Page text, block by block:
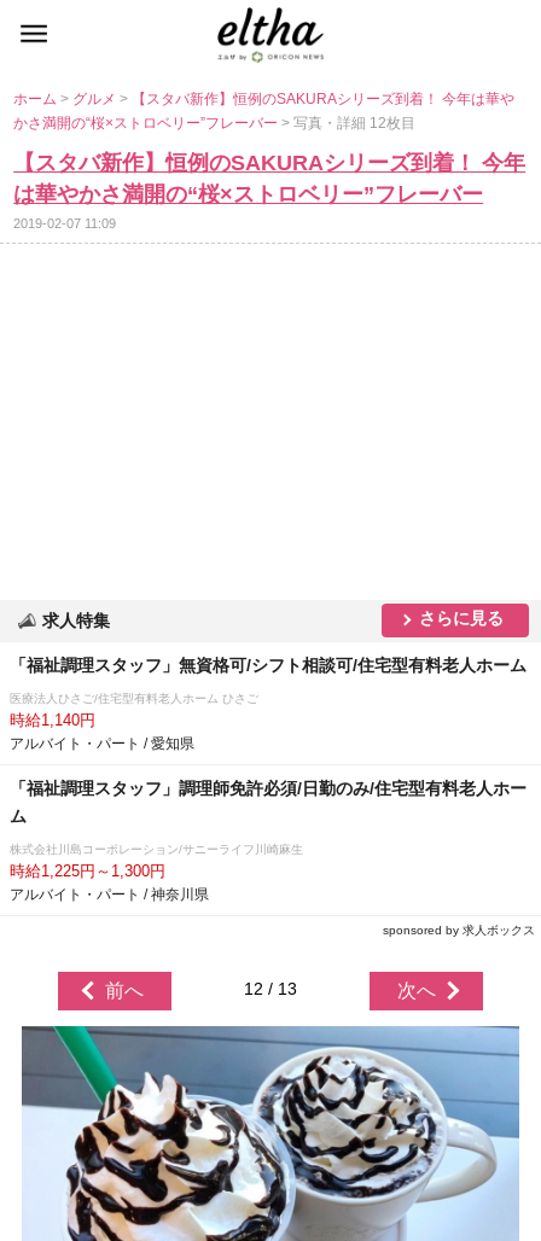
ホーム> グルメ>
【スタバ新作】恒例のSAKURAシリーズ到着！ 今年は華
かさ満開の“桜×ストロベリー”フレーバー> 写真・詳細 12枚目
【スタバ新作】恒例のSAKURAシリーズ到着！ 今年
は華やかさ満開の“桜×ストロベリー”フレーバー
2019-02-07 11:09
求人特集 さらに見る
「福祉調理スタッフ」無資格可/シフト相談可/住宅型有料老人ホーム
医療法人ひさご/住宅型有料老人ホーム ひさご
時給1,140円
アルバイト・パート / 愛知県
「福祉調理スタッフ」調理師免許必須/日勤のみ/住宅型有料老人ホー
ム
株式会社川島コーポレーション/サニーライフ川崎麻生
時給1,225円～1,300円
アルバイト・パート / 神奈川県
sponsored by 求人ボックス
前へ 12 / 13 次へ